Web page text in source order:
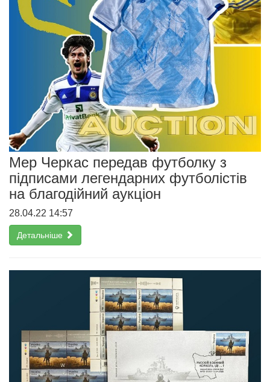
Мер Черкас передав футболку з
підписами легендарних футболістів
на благодійний аукціон
28.04.22 14:57
Детальніше